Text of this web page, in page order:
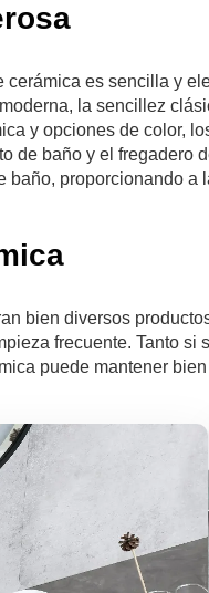
cerámica es sencilla y
la sencillez
y opciones de color,
de baño y el fregadero
baño, proporcionando a
bien diversos
frecuente. Tanto si
puede mantener